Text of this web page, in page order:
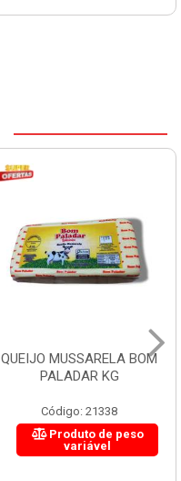
QUEIJO MUSSARELA BOM
PALADAR KG
Código: 21338
Produto de peso
variável